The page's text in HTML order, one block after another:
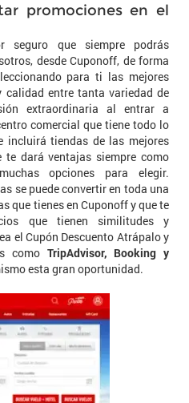
promociones en el
seguro que siempre podrás
desde Cuponoff, de forma
para ti las mejores
calidad entre tanta variedad de
extraordinaria al entrar a
comercial que tiene todo lo
incluirá tiendas de las mejores
te dará ventajas siempre como
opciones para elegir.
se puede convertir en toda una
que tienes en Cuponoff y que te
que tienen similitudes y
el Cupón Descuento Atrápalo y
como TripAdvisor, Booking y
esta gran oportunidad.